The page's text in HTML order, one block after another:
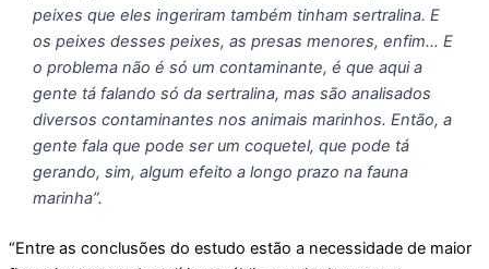
peixes que eles ingeriram também tinham sertralina. E
os peixes desses peixes, as presas menores, enfim… E
o problema não é só um contaminante, é que aqui a
gente tá falando só da sertralina, mas são analisados
diversos contaminantes nos animais marinhos. Então, a
gente fala que pode ser um coquetel, que pode tá
gerando, sim, algum efeito a longo prazo na fauna
marinha”.
“Entre as conclusões do estudo estão a necessidade de maior